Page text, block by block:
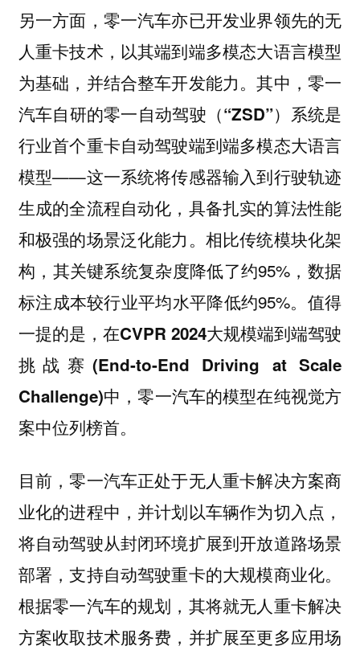
另一方面，零一汽车亦已开发业界领先的无
人重卡技术，以其端到端多模态大语言模型
为基础，并结合整车开发能力。其中， 零一
汽车自研的零一自动驾驶（“ZSD”）系统是
行业首个重卡自动驾驶端到端多模态大语言
模型——这一系统将传感器输入到行驶轨迹
生成的全流程自动化，具备扎实的算法性能
和极强的场景泛化能力。相比传统模块化架
构，其关键系统复杂度降低了约95%，数据
标注成本较行业平均水平降低约95%。值得
一提的是， 在CVPR 2024大规模端到端驾驶
挑战赛(End-to-End Driving at Scale
Challenge)中，零一汽车的模型在纯视觉方
案中位列榜首。
目前，零一汽车正处于无人重卡解决方案商
业化的进程中，并计划以车辆作为切入点，
将自动驾驶从封闭环境扩展到开放道路场景
部署，支持自动驾驶重卡的大规模商业化。
根据零一汽车的规划，其将就无人重卡解决
方案收取技术服务费，并扩展至更多应用场